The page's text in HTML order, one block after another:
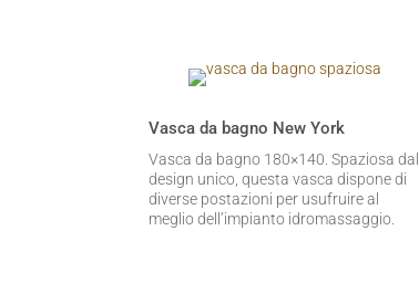
Vasca da bagno New York
Vasca da bagno 180×140. Spaziosa dal
design unico, questa vasca dispone di
diverse postazioni per usufruire al
meglio dell’impianto idromassaggio.